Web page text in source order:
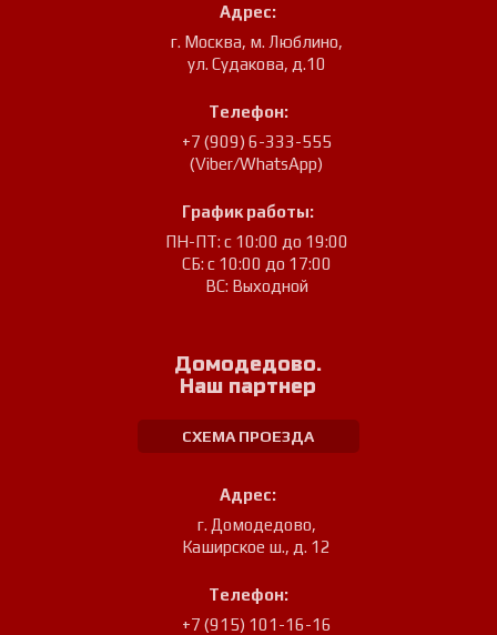
Адрес:
г. Москва, м. Люблино,
ул. Судакова, д.10
Телефон:
+7 (909) 6-333-555
(Viber/WhatsApp)
График работы:
ПН-ПТ: с 10:00 до 19:00
СБ: с 10:00 до 17:00
ВС: Выходной
Домодедово.
Наш партнер
СХЕМА ПРОЕЗДА
Адрес:
г. Домодедово,
Каширское ш., д. 12
Телефон:
+7 (915) 101-16-16